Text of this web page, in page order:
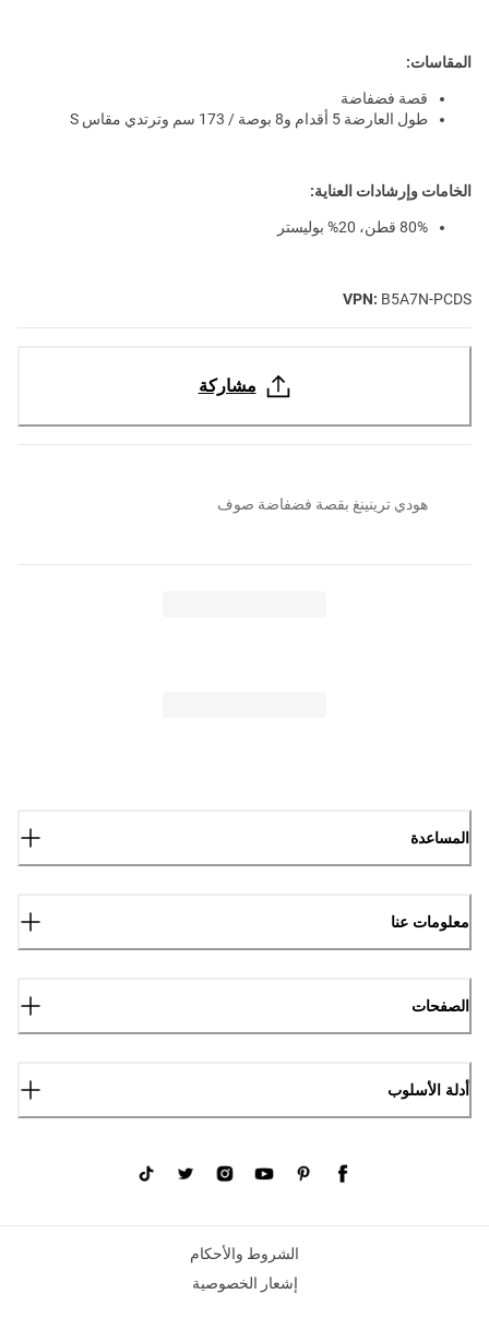
المقاسات:
قصة فضفاضة
طول العارضة 5 أقدام و8 بوصة / 173 سم وترتدي مقاس S
الخامات وإرشادات العناية:
80% قطن، 20% بوليستر
VPN: B5A7N-PCDS
مشاركة
هودي ترينينغ بقصة فضفاضة صوف
المساعدة
معلومات عنا
الصفحات
أدلة الأسلوب
الشروط والأحكام
إشعار الخصوصية